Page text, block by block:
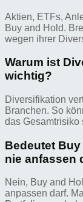
Aktien, ETFs,
Buy and Hold.
wegen ihrer
Warum ist
wichtig?
Diversifikation
Branchen. So
das Gesamtrisiko
Bedeutet
nie anfassen
Nein, Buy and
anpassen darf.